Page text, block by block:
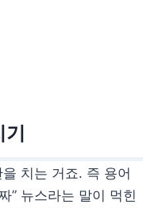
치는 거죠. 즉 용어
” 뉴스라는 말이 먹힌